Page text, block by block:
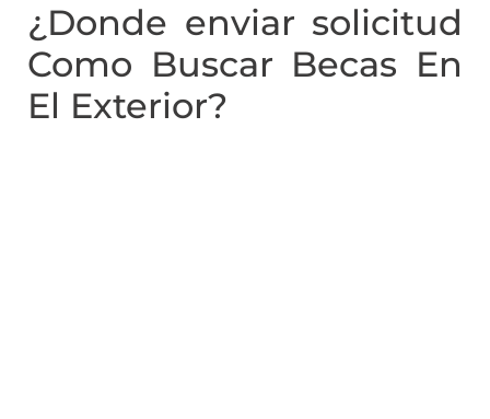
¿Donde enviar solicitud
Como Buscar Becas En
El Exterior?